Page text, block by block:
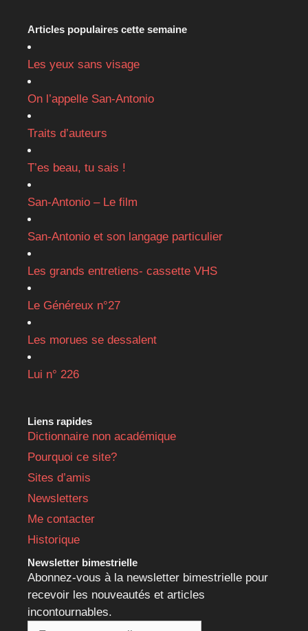
Articles populaires cette semaine
Les yeux sans visage
On l’appelle San-Antonio
Traits d’auteurs
T’es beau, tu sais !
San-Antonio – Le film
San-Antonio et son langage particulier
Les grands entretiens- cassette VHS
Le Généreux n°27
Les morues se dessalent
Lui n° 226
Liens rapides
Dictionnaire non académique
Pourquoi ce site?
Sites d’amis
Newsletters
Me contacter
Historique
Newsletter bimestrielle
Abonnez-vous à la newsletter bimestrielle pour
recevoir les nouveautés et articles
incontournables.